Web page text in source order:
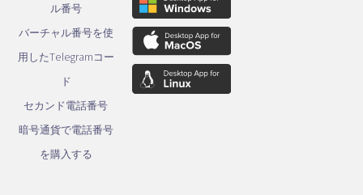
ル番号
バーチャル番号を使
用したTelegramコー
ド
セカンド電話番号
暗号通貨で電話番号
を購入する